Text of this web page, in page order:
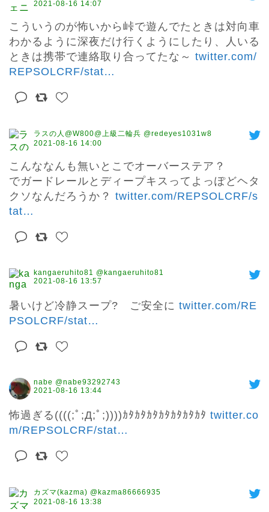
2021-08-16 14:07
こういうのが怖いから峠で遊んでたときは対向車
わかるように深夜だけ行くようにしたり、人いる
ときは携帯で連絡取り合ってたな～ twitter.com/
REPSOLCRF/stat…
ラスの人@W800@上級二輪兵 @redeyes1031w8
2021-08-16 14:00
こんななんも無いとこでオーバーステア？
でガードレールとディープキスってよっぽどヘタ
クソなんだろうか？ twitter.com/REPSOLCRF/s
tat…
kangaeruhito81 @kangaeruhito81
2021-08-16 13:57
暑いけど冷静スープ?　ご安全に twitter.com/RE
PSOLCRF/stat…
nabe @nabe93292743
2021-08-16 13:44
怖過ぎる((((;ﾟ;Д;ﾟ;))))ｶﾀｶﾀｶﾀｶﾀｶﾀｶﾀｶﾀ twitter.co
m/REPSOLCRF/stat…
カズマ(kazma) @kazma86666935
2021-08-16 13:38